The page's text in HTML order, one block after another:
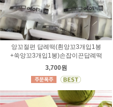
앙꼬절편 답례떡(흰앙꼬3개입1봉
+쑥앙꼬3개입1봉)손잡이끈답례떡
3,700원